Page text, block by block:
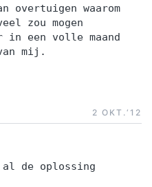
overtuigen waarom
zou mogen
in een volle maand
mij.
2 OKT.‘12
de oplossing